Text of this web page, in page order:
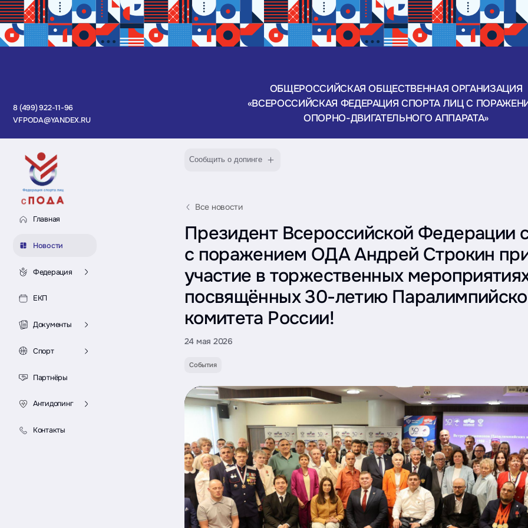
8 (499) 922-11-96
VFPODA@YANDEX.RU
ОБЩЕРОССИЙСКАЯ ОБЩЕСТВЕННАЯ ОРГАНИЗАЦИЯ
«ВСЕРОССИЙСКАЯ ФЕДЕРАЦИЯ СПОРТА ЛИЦ С
ОПОРНО-ДВИГАТЕЛЬНОГО АППАРАТА»
Главная
Новости
Федерация
ЕКП
Документы
Спорт
Партнёры
Антидопинг
Контакты
Сообщить о допинге
Все новости
Президент Всероссийской Федерации
с поражением ОДА Андрей Строкин
участие в торжественных
посвящённых 30-летию
комитета России!
24 мая 2026
События